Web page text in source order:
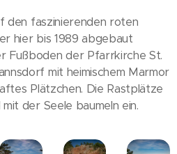
den faszinierenden roten
hier bis 1989 abgebaut
Fußboden der Pfarrkirche St.
mit heimischem Marmor
Plätzchen. Die Rastplätze
der Seele baumeln ein.